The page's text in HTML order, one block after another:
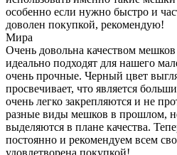
особенно если нужно быстро и
доволен покупкой, рекомендую!
Мира
Очень довольна качеством
идеально подходят для нашего
очень прочные. Черный цвет
просвечивает, что является
очень легко закрепляются и не
разные виды мешков в прошлом,
выделяются в плане качества.
постоянно и рекомендуем всем